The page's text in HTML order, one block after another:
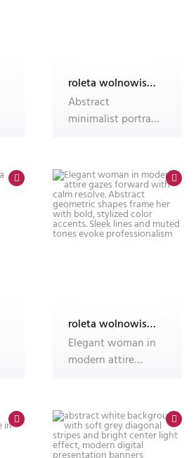
roleta wolnowisząca electro z nadrukiem
Abstract
minimalist portrait
roleta wolnowisząca electro z nadrukiem
Elegant woman in
modern attire